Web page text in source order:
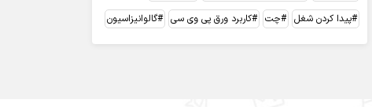
پیدا کردن شغل
چت کاربرد ورق پی وی سی گالوانیزاسیون